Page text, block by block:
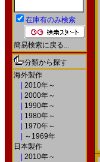
在庫有のみ検索
簡易検索に戻る...
分類から探す
海外製作
2010年～
2000年～
1990年～
1980年～
1970年～
～1969年
日本製作
2010年～